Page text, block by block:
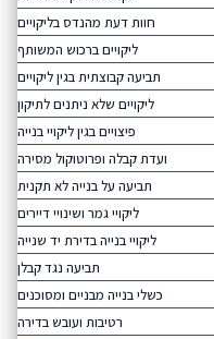
חוות דעת מהנדס בליקויים
ליקויים ברכוש המשותף
תביעה קבוצתית בגין ליקויים
ליקויים שלא ניתנים לתיקון
פיצויים בגין ליקויי בנייה
ועדת קבלה ופרוטוקול מסירה
תביעה על בנייה לא תקנית
ליקויי גמר ושינויי דיירים
ליקויי בנייה בדירת יד שנייה
תביעה נגד קבלן
כשלי בנייה מבניים ומסוכנים
רטיבות ועובש בדירה